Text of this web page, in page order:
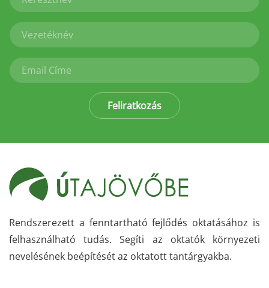
Feliratkozás
Rendszerezett a fenntartható fejlődés oktatásához is
felhasználható tudás. Segíti az oktatók környezeti
nevelésének beépítését az oktatott tantárgyakba.